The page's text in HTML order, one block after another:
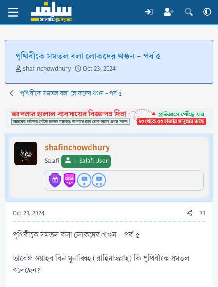
পৃথিবীকে সমতল বলা লোকদের খণ্ডন - পর্ব ৫
T
r
e
d
s
t
a
r
t
shafinchowdhury
S
a
r
d
a
t
Oct 23, 2024
পৃথিবীকে সমতল বলা লোকদের খণ্ডন - পর্ব ৫
shafinchowdhury
Salafi Salafi User
Oct 23, 2024 #1
পৃথিবীকে সমতল বলা লোকদের খণ্ডন - পর্ব ৫
তাবেঈ ওয়াহব বিন মুনাব্বিহ (রাহিমাহুল্লাহ) কি পৃথিবীকে সমতল
বলেছেন?